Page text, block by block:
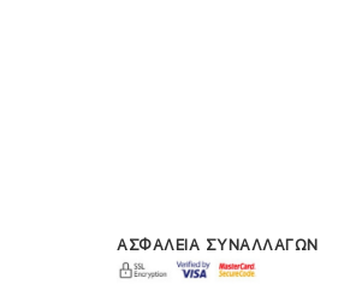
ΑΣΦΑΛΕΙΑ ΣΥΝΑΛΛΑΓΩΝ